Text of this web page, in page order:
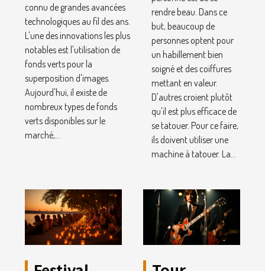
disponibles
en 2022
connu de grandes avancées
technologiques au fil des ans.
L'une des innovations les plus
notables est l'utilisation de
fonds verts pour la
superposition d'images.
Aujourd'hui, il existe de
nombreux types de fonds
verts disponibles sur le
marché,...
rendre beau. Dans ce
but, beaucoup de
personnes optent pour
un habillement bien
soigné et des coiffures
mettant en valeur.
D'autres croient plutôt
qu'il est plus efficace de
se tatouer. Pour ce faire,
ils doivent utiliser une
machine à tatouer. La...